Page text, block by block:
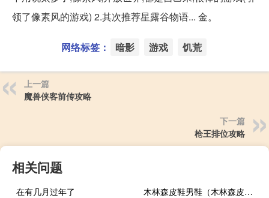
领了像素风的游戏) 2.其次推荐星露谷物语... 金。
网络标签： 暗影 游戏 饥荒
上一篇
魔兽侠客前传攻略
下一篇
枪王排位攻略
相关问题
在有几月过年了
木林森皮鞋男鞋（木林森皮鞋）